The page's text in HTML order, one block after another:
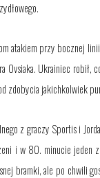
atakiem przy bocznej
Ukrainiec robił,
zdobycia jakichkolwiek
z graczy Sportis i
i w 80. minucie jeden
bramki, ale po chwili